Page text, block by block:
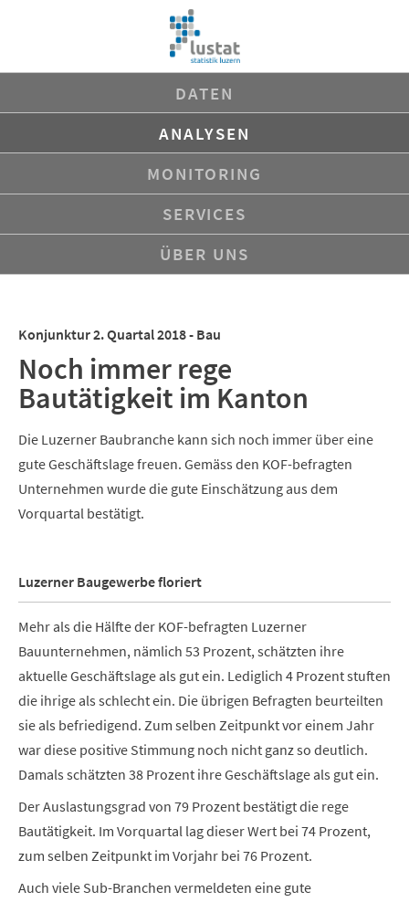
DATEN
ANALYSEN
MONITORING
SERVICES
ÜBER UNS
Konjunktur 2. Quartal 2018 - Bau
Noch immer rege
Bautätigkeit im Kanton
Die Luzerner Baubranche kann sich noch immer über eine
gute Geschäftslage freuen. Gemäss den KOF-befragten
Unternehmen wurde die gute Einschätzung aus dem
Vorquartal bestätigt.
Luzerner Baugewerbe floriert
Mehr als die Hälfte der KOF-befragten Luzerner
Bauunternehmen, nämlich 53 Prozent, schätzten ihre
aktuelle Geschäftslage als gut ein. Lediglich 4 Prozent stuften
die ihrige als schlecht ein. Die übrigen Befragten beurteilten
sie als befriedigend. Zum selben Zeitpunkt vor einem Jahr
war diese positive Stimmung noch nicht ganz so deutlich.
Damals schätzten 38 Prozent ihre Geschäftslage als gut ein.
Der Auslastungsgrad von 79 Prozent bestätigt die rege
Bautätigkeit. Im Vorquartal lag dieser Wert bei 74 Prozent,
zum selben Zeitpunkt im Vorjahr bei 76 Prozent.
Auch viele Sub-Branchen vermeldeten eine gute